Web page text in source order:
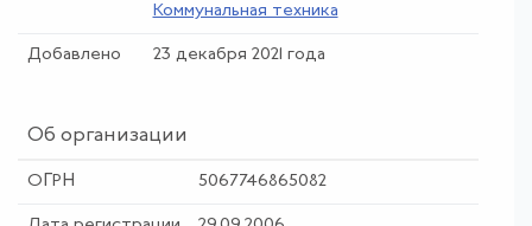
Коммунальная техника
Добавлено 23 декабря 2021 года
Об организации
ОГРН 5067746865082